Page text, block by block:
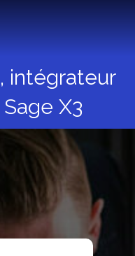
intégrateur
X3